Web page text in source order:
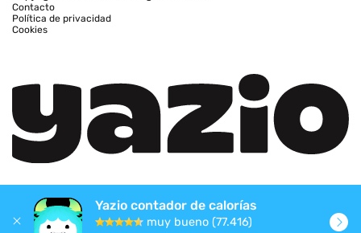
Contacto
Política de privacidad
Cookies
Yazio contador de calorías
muy bueno (77.416)